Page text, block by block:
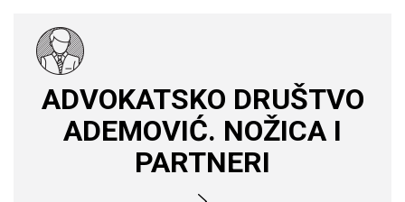
ADVOKATSKO DRUŠTVO
ADEMOVIĆ. NOŽICA I
PARTNERI